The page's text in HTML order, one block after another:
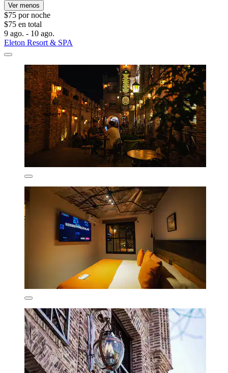
Ver menos
$75 por noche
$75 en total
9 ago. - 10 ago.
Eleton Resort & SPA